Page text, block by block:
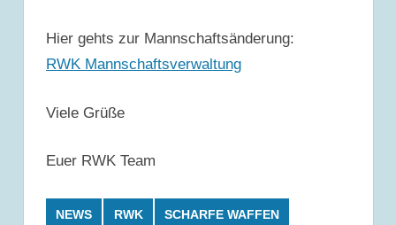
Hier gehts zur Mannschaftsänderung:
RWK Mannschaftsverwaltung
Viele Grüße
Euer RWK Team
NEWS RWK SCHARFE WAFFEN